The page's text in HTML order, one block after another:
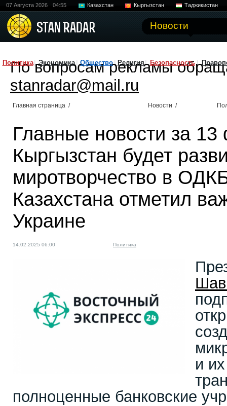
07 Августа 2026 04:55 Казахстан Кыргызстан Таджикистан
Новости
Политика Экономика Общество Религия Безопасность
По вопросам рекламы
stanradar@mail.ru
Главная страница / Новости /
Главные новости за
Кыргызстан будет
миротворчество в
Казахстана отметил
Украине
14.02.2025 06:00 Политика
и
полноценные банковские